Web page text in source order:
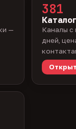
—
381
Каналы с
дней,